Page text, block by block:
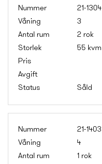
21-1304
3
2 rok
55 kvm
Såld
21-1403
4
1 rok